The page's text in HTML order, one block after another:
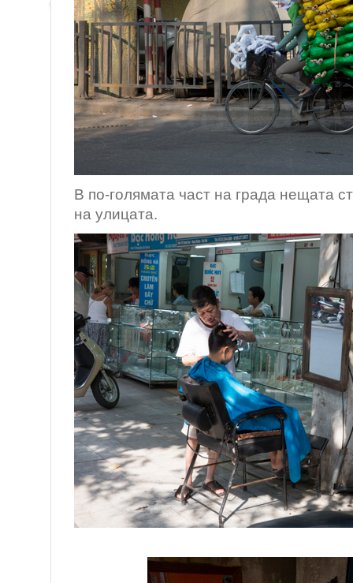
В по-голямата част на града нещата
на улицата.